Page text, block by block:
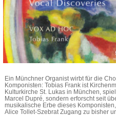
Ein Münchner Organist wirbt für die
Komponisten: Tobias Frank ist
Kulturkirche St. Lukas in München,
Marcel Dupré, sondern erforscht seit
musikalische Erbe dieses
Alice Tollet-Szebrat Zugang zu bisher